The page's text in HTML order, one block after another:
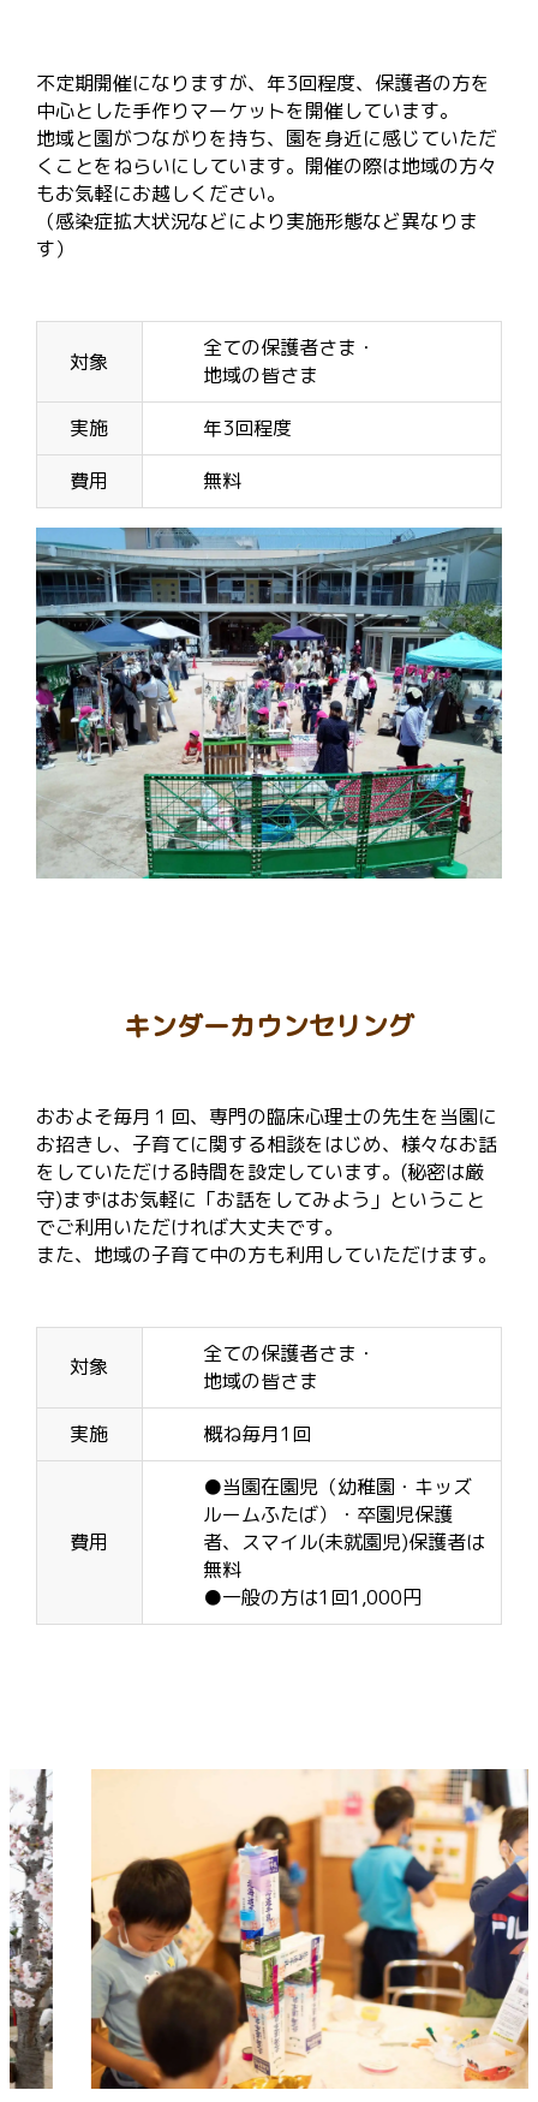
不定期開催になりますが、年3回程度、保護者の方を
中心とした手作りマーケットを開催しています。
地域と園がつながりを持ち、園を身近に感じていただ
くことをねらいにしています。開催の際は地域の方々
もお気軽にお越しください。
（感染症拡大状況などにより実施形態など異なりま
す）
対象
全ての保護者さま・
地域の皆さま
実施
年3回程度
費用
無料
キンダーカウンセリング
おおよそ毎月１回、専門の臨床心理士の先生を当園に
お招きし、子育てに関する相談をはじめ、様々なお話
をしていただける時間を設定しています。(秘密は厳
守)まずはお気軽に「お話をしてみよう」ということ
でご利用いただければ大丈夫です。
また、地域の子育て中の方も利用していただけます。
対象
全ての保護者さま・
地域の皆さま
実施
概ね毎月1回
費用
●当園在園児（幼稚園・キッズ
ルームふたば）・卒園児保護
者、スマイル(未就園児)保護者は
無料
●一般の方は1回1,000円